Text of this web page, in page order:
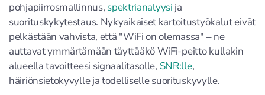
pohjapiirrosmallinnus, spektrianalyysi ja
suorituskykytestaus. Nykyaikaiset kartoitustyökalut eivät
pelkästään vahvista, että "WiFi on olemassa" – ne
auttavat ymmärtämään täyttääkö WiFi-peitto kullakin
alueella tavoitteesi signaalitasolle, SNR:lle,
häiriönsietokyvylle ja todelliselle suorituskyvylle.